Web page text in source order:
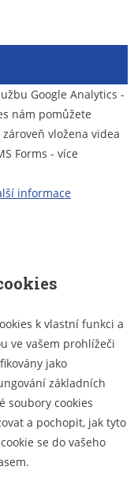
Google Analytics -
nám pomůžete
vložena videa
Forms - více
informace
k vlastní funkci a
ve vašem prohlížeči
jako
základních
soubory cookies
a pochopit, jak tyto
se do vašeho